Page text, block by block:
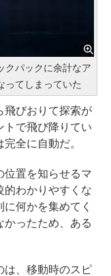
クパックに余計なア
ってしまっていた
びおりて探索が
トで飛び降りてい
全に自動だ。
置を知らせるマ
的わかりやすくな
何かを集めてく
かったため、ある
、移動時のスピ